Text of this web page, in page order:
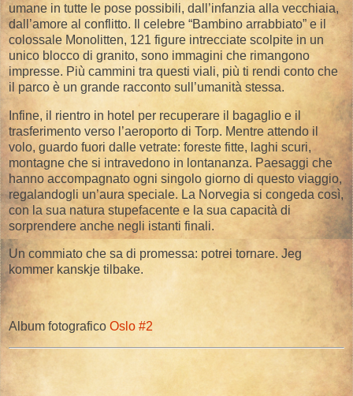
umane in tutte le pose possibili, dall’infanzia alla vecchiaia,
dall’amore al conflitto. Il celebre “Bambino arrabbiato” e il
colossale Monolitten, 121 figure intrecciate scolpite in un
unico blocco di granito, sono immagini che rimangono
impresse. Più cammini tra questi viali, più ti rendi conto che
il parco è un grande racconto sull’umanità stessa.
Infine, il rientro in hotel per recuperare il bagaglio e il
trasferimento verso l’aeroporto di Torp. Mentre attendo il
volo, guardo fuori dalle vetrate: foreste fitte, laghi scuri,
montagne che si intravedono in lontananza. Paesaggi che
hanno accompagnato ogni singolo giorno di questo viaggio,
regalandogli un’aura speciale. La Norvegia si congeda così,
con la sua natura stupefacente e la sua capacità di
sorprendere anche negli istanti finali.
Un commiato che sa di promessa: potrei tornare. Jeg
kommer kanskje tilbake.
Album fotografico Oslo #2